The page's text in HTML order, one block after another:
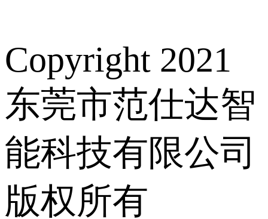
Copyright 2021
东莞市范仕达智
能科技有限公司
版权所有